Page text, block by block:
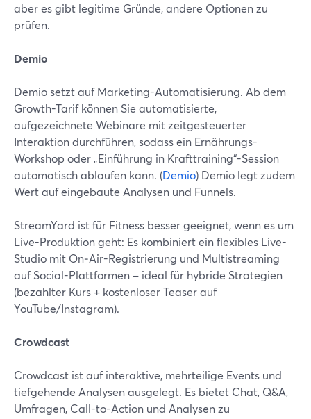
aber es gibt legitime Gründe, andere Optionen zu
prüfen.
Demio
Demio setzt auf Marketing-Automatisierung. Ab dem
Growth-Tarif können Sie automatisierte,
aufgezeichnete Webinare mit zeitgesteuerter
Interaktion durchführen, sodass ein Ernährungs-
Workshop oder „Einführung in Krafttraining“-Session
automatisch ablaufen kann. (Demio) Demio legt zudem
Wert auf eingebaute Analysen und Funnels.
StreamYard ist für Fitness besser geeignet, wenn es um
Live-Produktion geht: Es kombiniert ein flexibles Live-
Studio mit On‑Air-Registrierung und Multistreaming
auf Social-Plattformen – ideal für hybride Strategien
(bezahlter Kurs + kostenloser Teaser auf
YouTube/Instagram).
Crowdcast
Crowdcast ist auf interaktive, mehrteilige Events und
tiefgehende Analysen ausgelegt. Es bietet Chat, Q&A,
Umfragen, Call-to-Action und Analysen zu